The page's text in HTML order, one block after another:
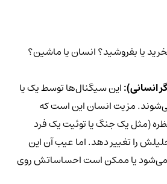
یا بفروشید؟ انسان یا ماشین؟
انسانی):این سیگنال‌ها توسط یک یا
مزیت انسان این است که
(مثل یک جنگ یا توئیت یک فرد
را تغییر دهد. اما عیب آن این
یا ممکن است احساساتش روی